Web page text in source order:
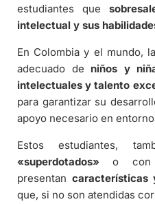
estudiantes que
intelectual y sus
En Colombia y el mundo,
adecuado de niños y
intelectuales y talento
para garantizar su
apoyo necesario en
Estos estudiantes,
«superdotados» o
presentan características
que, si no son atendidas